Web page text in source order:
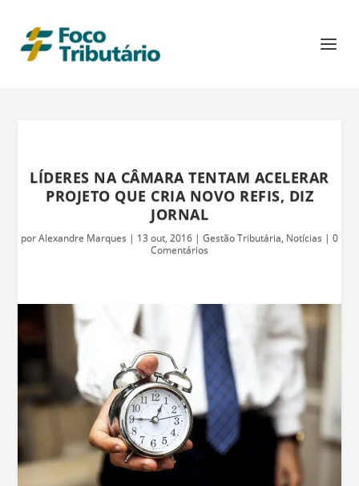
LÍDERES NA CÂMARA TENTAM ACELERAR
PROJETO QUE CRIA NOVO REFIS, DIZ
JORNAL
porAlexandre Marques | 13 out, 2016 | Gestão Tributária, Notícias | 0
Comentários